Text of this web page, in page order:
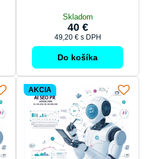
Skladom
40 €
49,20 € s DPH
Do košíka
AKCIA